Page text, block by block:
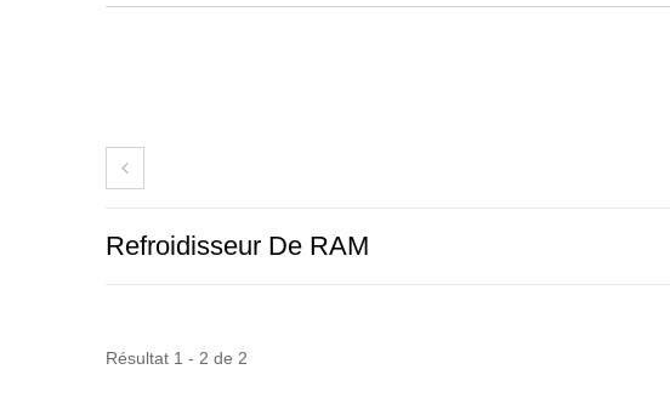
Refroidisseur De RAM
Résultat 1 - 2 de 2